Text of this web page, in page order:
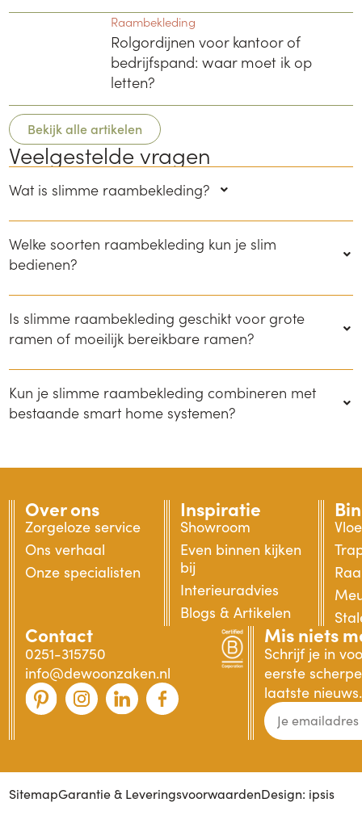
Raambekleding
Rolgordijnen voor kantoor of
bedrijfspand: waar moet ik op
letten?
Bekijk alle artikelen
Veelgestelde vragen
Wat is slimme raambekleding?
Welke soorten raambekleding kun je slim
bedienen?
Is slimme raambekleding geschikt voor grote
ramen of moeilijk bereikbare ramen?
Kun je slimme raambekleding combineren met
bestaande smart home systemen?
Over ons
Zorgeloze service
Ons verhaal
Onze specialisten
Inspiratie
Showroom
Even binnen kijken
bij
Interieuradvies
Blogs & Artikelen
Contact
0251-315750
info@dewoonzaken.nl
Mis niets
Schrijf je in
eerste
laatste nieuws.
SitemapGarantie & LeveringsvoorwaardenDesign: ipsis